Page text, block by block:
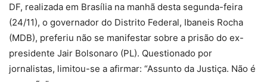
DF, realizada em Brasília na manhã desta segunda-feira
(24/11), o governador do Distrito Federal, Ibaneis Rocha
(MDB), preferiu não se manifestar sobre a prisão do ex-
presidente Jair Bolsonaro (PL). Questionado por
jornalistas, limitou-se a afirmar: “Assunto da Justiça. Não é